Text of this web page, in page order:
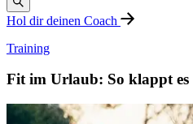
Hol dir deinen Coach
Training
Fit im Urlaub: So klappt es